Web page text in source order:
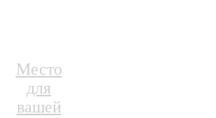
Место
для
вашей